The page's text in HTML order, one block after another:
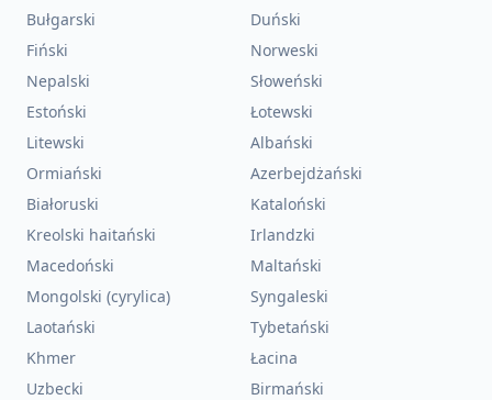
Bułgarski
Duński
Fiński
Norweski
Nepalski
Słoweński
Estoński
Łotewski
Litewski
Albański
Ormiański
Azerbejdżański
Białoruski
Kataloński
Kreolski haitański
Irlandzki
Macedoński
Maltański
Mongolski (cyrylica)
Syngaleski
Laotański
Tybetański
Khmer
Łacina
Uzbecki
Birmański